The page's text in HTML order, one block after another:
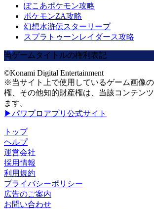
ぽこあポケモン攻略
ポケモンZA攻略
幻想水滸伝スターリープ
スプラトゥーンレイダース攻略
当ゲームタイトルの権利表記
©Konami Digital Entertainment
※当サイト上で使用しているゲーム画像
権、その他知的財産権は、当該コンテン
ます。
▶パワプロアプリ公式サイト
トップ
ヘルプ
運営会社
採用情報
利用規約
プライバシーポリシー
広告のご案内
お問い合わせ